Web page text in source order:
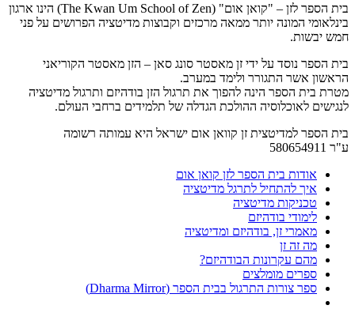
בית הספר לזן – "קואן אום" (The Kwan Um School of Zen) הינו ארגון
בינלאומי המונה יותר ממאה מרכזים וקבוצות מדיטציה הפרושים על פני
חמש יבשות.
בית הספר נוסד על ידי זן מאסטר סונג סאן – הזן מאסטר הקוריאני
הראשון אשר התגורר ולימד במערב.
מטרת בית הספר הינה להפוך את תרגול הזן בודהיזם ותרגול מדיטציה
לנגישים לאוכלוסיה ההולכת הגדלה של תלמידים ברחבי העולם.
בית הספר למדיטצית זן קוואן אום ישראל היא עמותה רשומה
ע"ר 580654911
אודות בית הספר לזן קואן אום
איך להתחיל לתרגל מדיטציה
טכניקות מדיטציה
לימודי בודהיזם
מאמרי זן, בודהיזם ומדיטציה
מה זה זן
מהם עקרונות הבודהיזם?
ספרים מומלצים
ספר צורות התרגול בבית הספר (Dharma Mirror)